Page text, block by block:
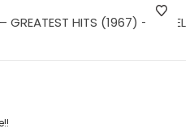
GREATEST HITS (1967) - LP 2.EL